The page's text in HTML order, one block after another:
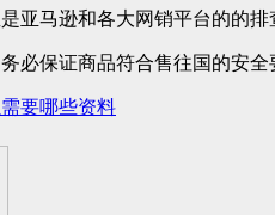
亚马逊和各大网销平台的的
必保证商品符合售往国的安
要哪些资料